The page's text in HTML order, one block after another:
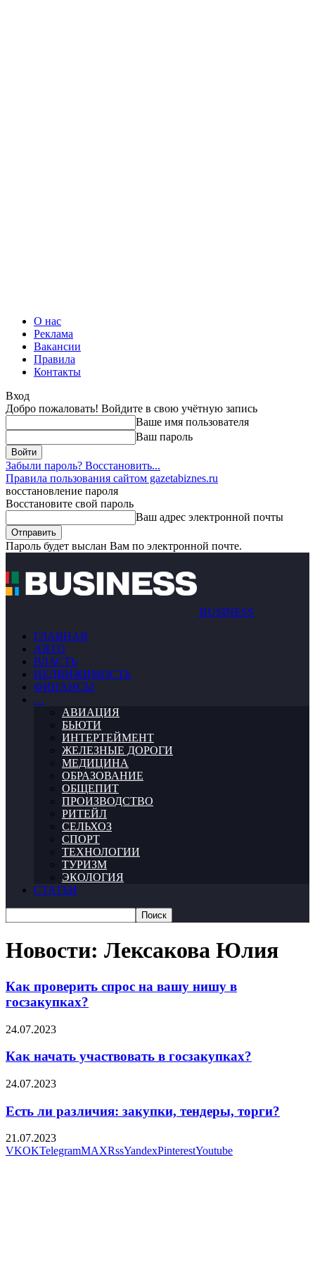
О нас
Реклама
Вакансии
Правила
Контакты
Вход
Добро пожаловать! Войдите в свою учётную запись
Ваше имя пользователя
Ваш пароль
Забыли пароль? Восстановить...
Правила пользования сайтом gazetabiznes.ru
восстановление пароля
Восстановите свой пароль
Ваш адрес электронной почты
Пароль будет выслан Вам по электронной почте.
BUSINESS
ГЛАВНАЯ
АВТО
ВЛАСТЬ
НЕДВИЖИМОСТЬ
ФИНАНСЫ
…
АВИАЦИЯ
БЬЮТИ
ИНТЕРТЕЙМЕНТ
ЖЕЛЕЗНЫЕ ДОРОГИ
МЕДИЦИНА
ОБРАЗОВАНИЕ
ОБЩЕПИТ
ПРОИЗВОДСТВО
РИТЕЙЛ
СЕЛЬХОЗ
СПОРТ
ТЕХНОЛОГИИ
ТУРИЗМ
ЭКОЛОГИЯ
СТАТЬИ
Новости: Лексакова Юлия
Как проверить спрос на вашу нишу в
госзакупках?
24.07.2023
Как начать участвовать в госзакупках?
24.07.2023
Есть ли различия: закупки, тендеры, торги?
21.07.2023
VKOKTelegramMAXRssYandexPinterestYoutube